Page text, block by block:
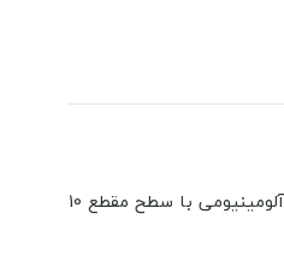
یکی از بهترین گزینه‌های موجود برای برق‌رسانی در مدارهای سه‌فاز و پروژه‌های صنعتی یا ساختمانی است. این کابل از چهار رشته هادی آلومینیومی با سطح مقطع 10